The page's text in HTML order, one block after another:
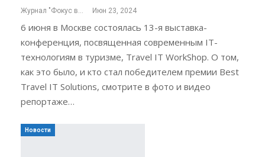
Журнал "Фокус внимания" Июн 23, 2024
6 июня в Москве состоялась 13-я выставка-
конференция, посвященная современным IT-
технологиям в туризме, Travel IT WorkShop. О том,
как это было, и кто стал победителем премии Best
Travel IT Solutions, смотрите в фото и видео
репортаже…
Новости